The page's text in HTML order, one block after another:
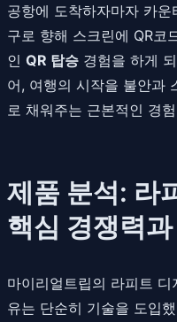
공항에 도착하자마자 카
구로 향해 스크린에 QR코
인 QR 탑승 경험을 하게
어, 여행의 시작을 불안과
로 채워주는 근본적인 경
제품 분석: 라
핵심 경쟁력
마이리얼트립의 라피트
유는 단순히 기술을 도입